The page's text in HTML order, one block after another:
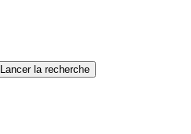
Lancer la recherche